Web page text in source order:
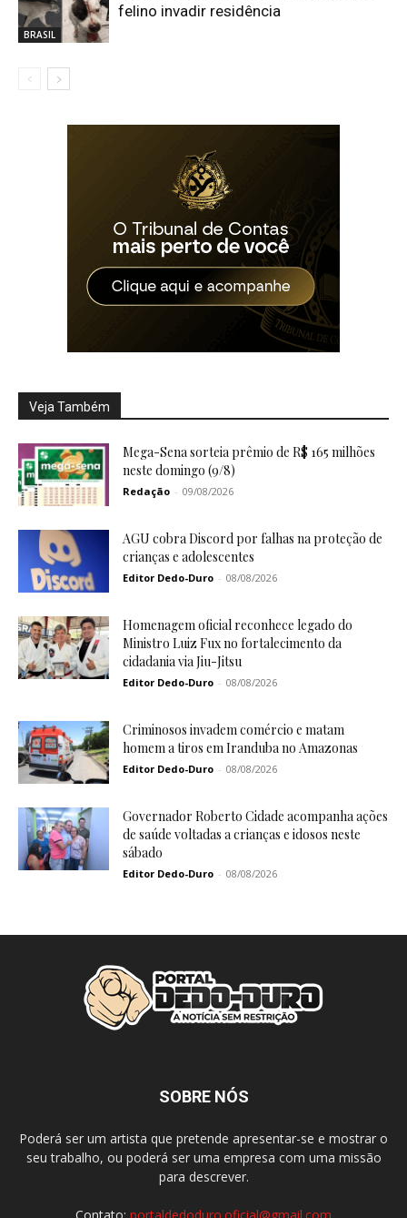
BRASIL
felino invadir residência
Veja Também
Mega-Sena sorteia prêmio de R$ 165 milhões
neste domingo (9/8)
Redação - 09/08/2026
AGU cobra Discord por falhas na proteção de
crianças e adolescentes
Editor Dedo-Duro - 08/08/2026
Homenagem oficial reconhece legado do
Ministro Luiz Fux no fortalecimento da
cidadania via Jiu-Jitsu
Editor Dedo-Duro - 08/08/2026
Criminosos invadem comércio e matam
homem a tiros em Iranduba no Amazonas
Editor Dedo-Duro - 08/08/2026
Governador Roberto Cidade acompanha ações
de saúde voltadas a crianças e idosos neste
sábado
Editor Dedo-Duro - 08/08/2026
SOBRE NÓS
Poderá ser um artista que pretende apresentar-se e mostrar o
seu trabalho, ou poderá ser uma empresa com uma missão
para descrever.